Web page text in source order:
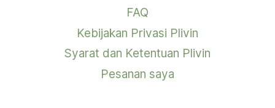
FAQ
Kebijakan Privasi Plivin
Syarat dan Ketentuan Plivin
Pesanan saya